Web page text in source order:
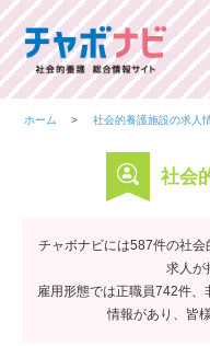
ホーム 社会的養護施設の求人
社会
チャボナビには587件の社
求人が
雇用形態では正職員742件
情報があり、皆